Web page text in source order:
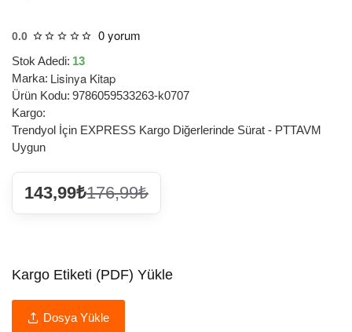
0.0 0 yorum
Stok Adedi: 13
Marka: Lisinya Kitap
Ürün Kodu: 9786059533263-k0707
Kargo:
Trendyol İçin EXPRESS Kargo Diğerlerinde Sürat - PTTAVM
Uygun
143,99₺176,99₺
Kargo Etiketi (PDF) Yükle
Dosya Yükle